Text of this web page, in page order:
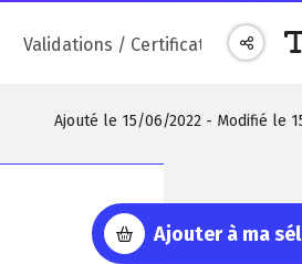
Validations / Certifications
Ajouté le 15/06/2022 - Modifié le
Ajouter à ma